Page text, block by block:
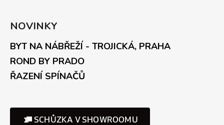
NOVINKY
BYT NA NÁBŘEŽÍ - TROJICKÁ, PRAHA
ROND BY PRADO
ŘAZENÍ SPÍNAČŮ
SCHŮZKA V SHOWROOMU